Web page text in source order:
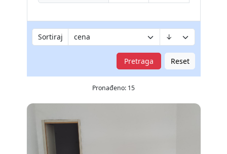
Sortiraj
Pretraga Reset
Pronađeno: 15